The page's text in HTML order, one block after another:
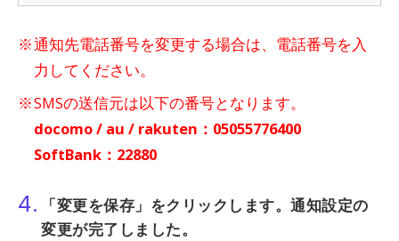
通知先電話番号を変更する場合は、電話番号を入
力してください。
SMSの送信元は以下の番号となります。
docomo / au / rakuten：05055776400
SoftBank：22880
4. 「変更を保存」 をクリックします。通知設定の
変更が完了しました。